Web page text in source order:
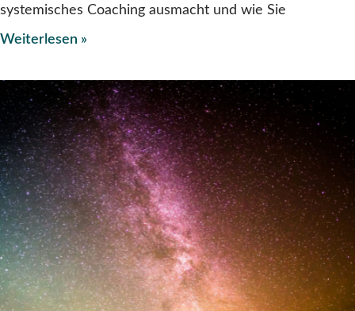
systemisches Coaching ausmacht und wie Sie
Weiterlesen »